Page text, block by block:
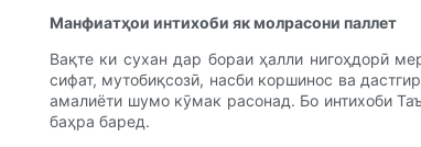
Манфиатҳои интихоби як молрасони паллет
Вақте ки сухан дар бораи ҳалли нигоҳдорӣ
сифат, мутобиқсозӣ, насби коршинос ва
амалиёти шумо кӯмак расонад. Бо интихоби
баҳра баред.